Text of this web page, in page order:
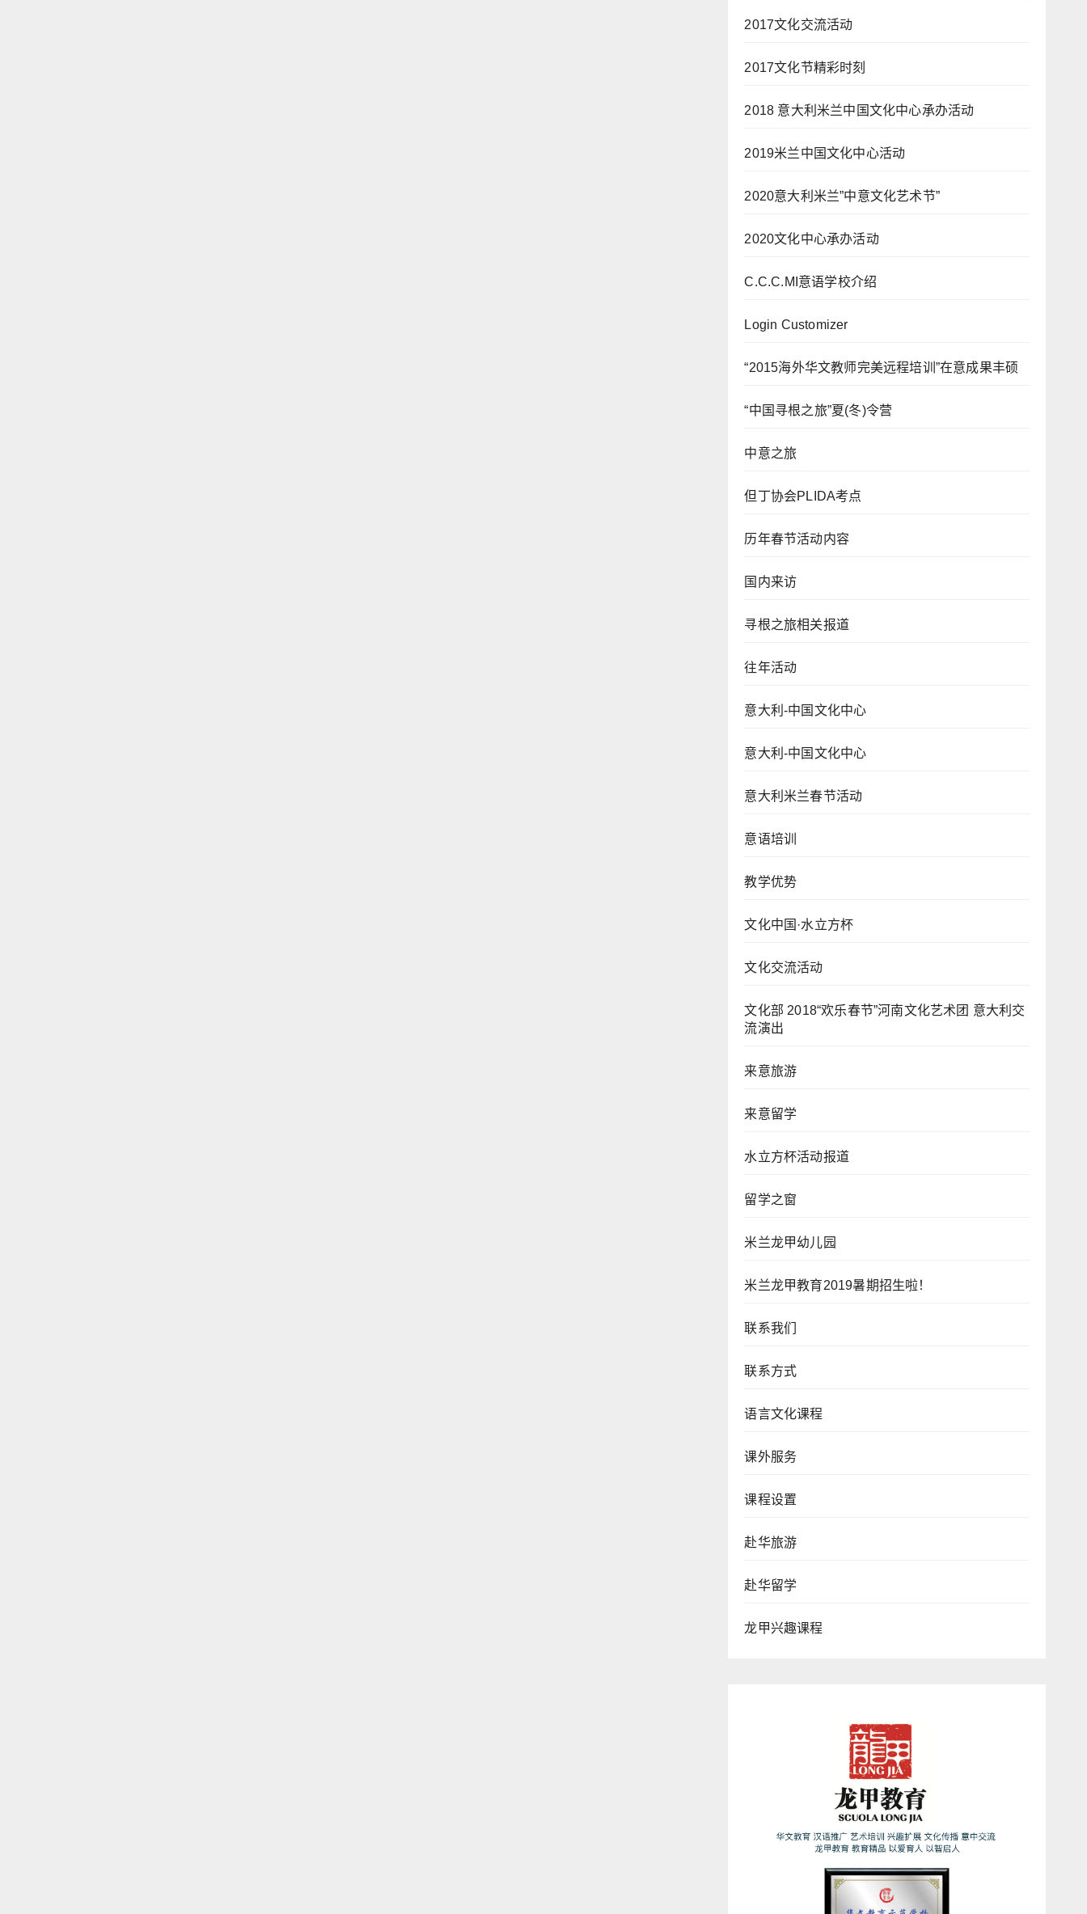
2017文化交流活动
2017文化节精彩时刻
2018 意大利米兰中国文化中心承办活动
2019米兰中国文化中心活动
2020意大利米兰”中意文化艺术节”
2020文化中心承办活动
C.C.C.MI意语学校介绍
Login Customizer
“2015海外华文教师完美远程培训”在意成果丰硕
“中国寻根之旅”夏(冬)令营
中意之旅
但丁协会PLIDA考点
历年春节活动内容
国内来访
寻根之旅相关报道
往年活动
意大利-中国文化中心
意大利-中国文化中心
意大利米兰春节活动
意语培训
教学优势
文化中国·水立方杯
文化交流活动
文化部 2018“欢乐春节”河南文化艺术团 意大利交
流演出
来意旅游
来意留学
水立方杯活动报道
留学之窗
米兰龙甲幼儿园
米兰龙甲教育2019暑期招生啦！
联系我们
联系方式
语言文化课程
课外服务
课程设置
赴华旅游
赴华留学
龙甲兴趣课程